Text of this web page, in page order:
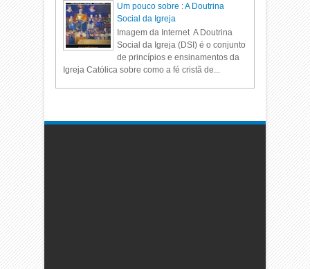
Um pouco sobre : A Doutrina
Social da Igreja
Imagem da Internet A Doutrina
Social da Igreja (DSI) é o conjunto
de princípios e ensinamentos da
Igreja Católica sobre como a fé cristã de...